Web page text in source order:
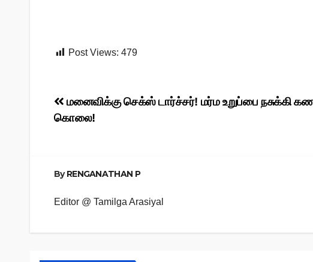
Post Views: 479
Post
மனைவிக்கு செக்ஸ் டார்ச்சர்! மர்ம உறுப்பை நசுக்கி
கொலை!
ByRENGANATHAN P
Editor @ Tamilga Arasiyal